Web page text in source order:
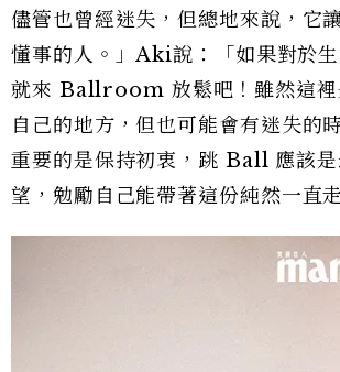
儘管也曾經迷失，但總地來說，它
懂事的人。」Aki說：「如果對於
就來 Ballroom 放鬆吧！雖然這裡
自己的地方，但也可能會有迷失的
重要的是保持初衷，跳 Ball 應該
望，勉勵自己能帶著這份純然一直走